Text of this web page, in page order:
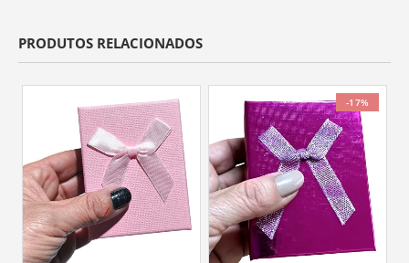
PRODUTOS RELACIONADOS
-17%